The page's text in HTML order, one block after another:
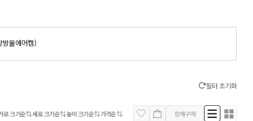
방울에어캡)
필터 초기화
로 크기순 세로 크기순 높이 크기순 가격순 함께구매